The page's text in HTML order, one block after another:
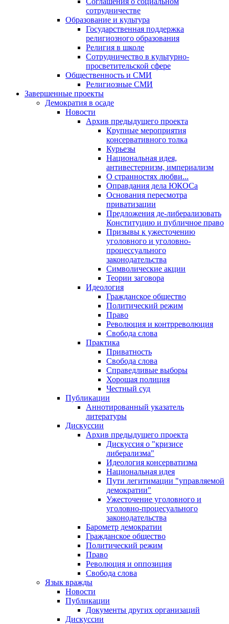
сотрудничестве
Образование и культура
Государственная поддержка
религиозного образования
Религия в школе
Сотрудничество в культурно-
просветительской сфере
Общественность и СМИ
Религиозные СМИ
Завершенные проекты
Демократия в осаде
Новости
Архив предыдущего проекта
Крупные мероприятия
консервативного толка
Курьезы
Национальная идея,
антивестернизм, империализм
О странностях любви...
Оправдания дела ЮКОСа
Основания пересмотра
приватизации
Предложения де-либерализовать
Конституцию и публичное право
Призывы к ужесточению
уголовного и уголовно-
процессуального
законодательства
Символические акции
Теории заговора
Идеология
Гражданское общество
Политический режим
Право
Революция и контрреволюция
Свобода слова
Практика
Приватность
Свобода слова
Справедливые выборы
Хорошая полиция
Честный суд
Публикации
Аннотированный указатель
литературы
Дискуссии
Архив предыдущего проекта
Дискуссия о "кризисе
либерализма"
Идеология консерватизма
Национальная идея
Пути легитимации "управляемой
демократии"
Ужесточение уголовного и
уголовно-процесуального
законодательства
Барометр демократии
Гражданское общество
Политический режим
Право
Революция и оппозиция
Свобода слова
Язык вражды
Новости
Публикации
Документы других организаций
Дискуссии